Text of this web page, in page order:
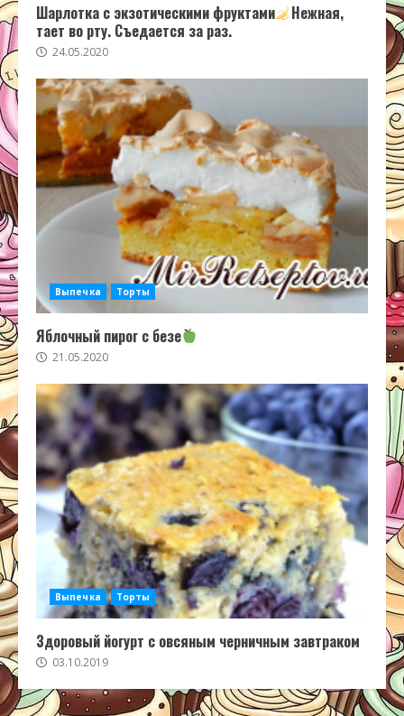
Шарлотка с экзотическими фруктами
Нежная,
тает во рту. Съедается за раз.
24.05.2020
Выпечка Торты
Яблочный пирог с безе
21.05.2020
Выпечка Торты
Здоровый йогурт с овсяным черничным завтраком
03.10.2019